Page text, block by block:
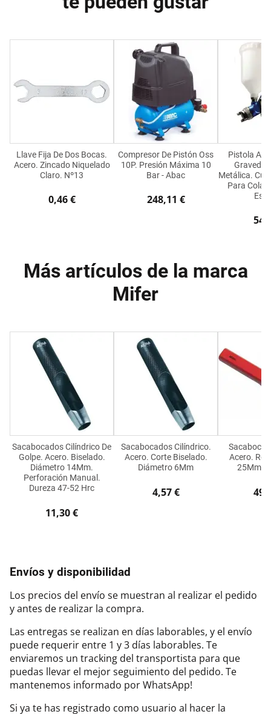
Llave Fija De Dos Bocas.
Acero. Zincado Niquelado
Claro. Nº13
0,46 €
Compresor De Pistón Oss
10P. Presión Máxima 10
Bar - Abac
248,11 €
Pistola
Metálica.
Para
Más artículos de la marca
Mifer
Sacabocados Cilíndrico De
Golpe. Acero. Biselado.
Diámetro 14Mm.
Perforación Manual.
Dureza 47-52 Hrc
11,30 €
Sacabocados Cilíndrico.
Acero. Corte Biselado.
Diámetro 6Mm
4,57 €
Acero.
25Mm.
Envíos y disponibilidad
Los precios del envío se muestran al realizar el pedido
y antes de realizar la compra.
Las entregas se realizan en días laborables, y el envío
puede requerir entre 1 y 3 días laborables. Te
enviaremos un tracking del transportista para que
puedas llevar el mejor seguimiento del pedido. Te
mantenemos informado por WhatsApp!
Si ya te has registrado como usuario al hacer la